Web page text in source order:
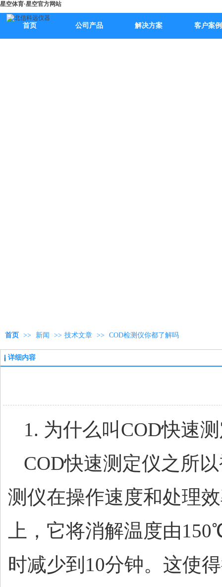
星空体育·星空官方网站
首页 公司产品 解决方案 客户案例
首页 >> 新闻 >> 技术文章 >> COD检测仪你都了解吗
详细内容
1. 为什么叫COD快速
COD快速测定仪之所
测仪在操作速度和处理
上，它将消解温度由
时减少到10分钟。这使